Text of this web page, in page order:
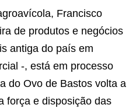
Francisco
de produtos e negócios
antiga do país em
-, está em processo
do Ovo de Bastos volta a
força e disposição das